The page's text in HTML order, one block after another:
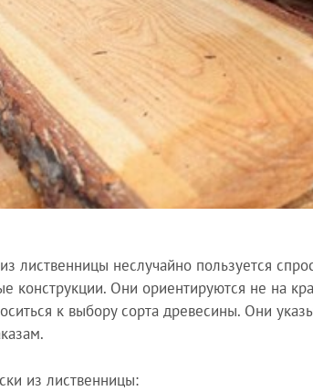
лиственницы неслучайно пользуется
конструкции. Они ориентируются не на
к выбору сорта древесины. Они
из лиственницы: